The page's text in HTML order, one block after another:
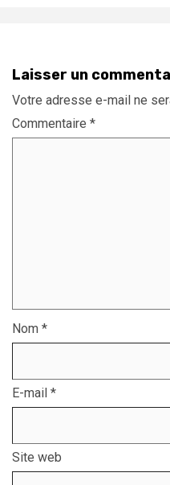
Laisser un
Votre adresse e-mail ne
Commentaire *
Nom *
E-mail *
Site web